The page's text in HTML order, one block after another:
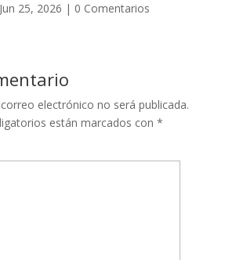
Jun 25, 2026 | 0 Comentarios
electrónico no será publicada.
están marcados con *